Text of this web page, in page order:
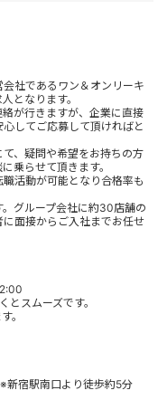
社であるワン＆オンリーキ
となります。
が行きますが、企業に直接
してご応募して頂ければと
、疑問や希望をお持ちの方
乗らせて頂きます。
活動が可能となり合格率も
グループ会社に約30店舗の
面接からご入社までお任せ
スムーズです。
。
宿駅南口より徒歩約5分